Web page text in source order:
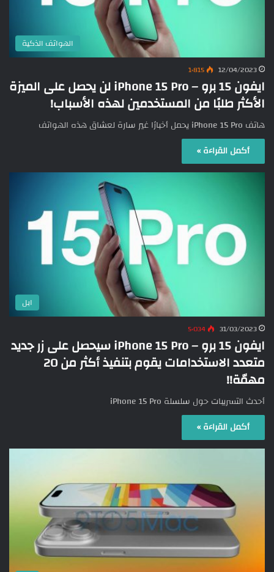
الهواتف الذكية
12/04/2023 1٬815
ايفون 15 برو – iPhone 15 Pro لن يحصل على الميزة
الأكثر طلبًا من المستخدمين لهذه الأسباب!
هاتف iPhone 15 Pro يحمل أخبارًا غير سارة لعشاق هذه الهواتف
أكمل القراءة »
ابل
31/03/2023 5٬034
ايفون 15 برو – iPhone 15 Pro سيحصل على زر جديد
متعدد الاستخدامات يقوم بتنفيذ أكثر من 20
مهمّة!!
أحدث التسريبات حول سلسلة iPhone 15 Pro
أكمل القراءة »